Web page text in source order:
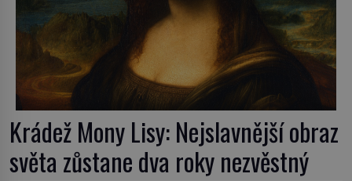
Krádež Mony Lisy: Nejslavnější obraz
světa zůstane dva roky nezvěstný